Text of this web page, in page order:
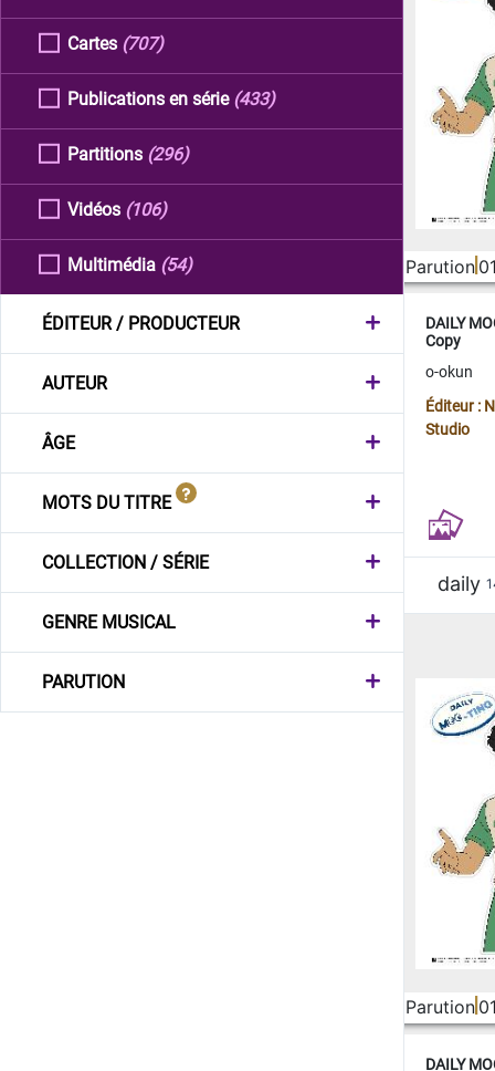
Cartes (707)
Publications en série (433)
Partitions (296)
Vidéos (106)
Multimédia (54)
ÉDITEUR / PRODUCTEUR
AUTEUR
ÂGE
MOTS DU TITRE
COLLECTION / SÉRIE
GENRE MUSICAL
PARUTION
Parution
DAILY
Copy
o-okun
Éditeur :
Studio
daily
Parution
DAILY